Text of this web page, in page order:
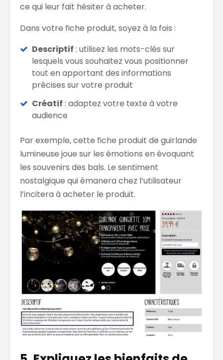
ce qui leur fait hésiter à acheter.
Dans votre fiche produit, soyez à la fois :
Descriptif : utilisez les mots-clés sur
lesquels vous souhaitez vous positionner
tout en apportant des informations
précises sur votre produit
Créatif : adaptez votre texte à votre
audience
Par exemple, cette fiche produit de guirlande
lumineuse joue sur les émotions en évoquant
les souvenirs des bals. Le sentiment
nostalgique qui émanera chez l’utilisateur
l’incitera à acheter le produit.